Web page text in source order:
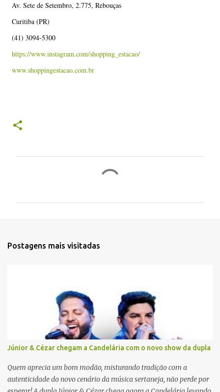
Av. Sete de Setembro, 2.775, Rebouças
Curitiba (PR)
(41) 3094-5300
https://www.instagram.com/shopping_estacao/
www.shoppingestacao.com.br
Postagens mais visitadas
Júnior & Cézar chegam a Candelária com o novo show da dupla
Quem aprecia um bom modão, misturando tradição com a
autenticidade do novo cenário da música sertaneja, não perde por